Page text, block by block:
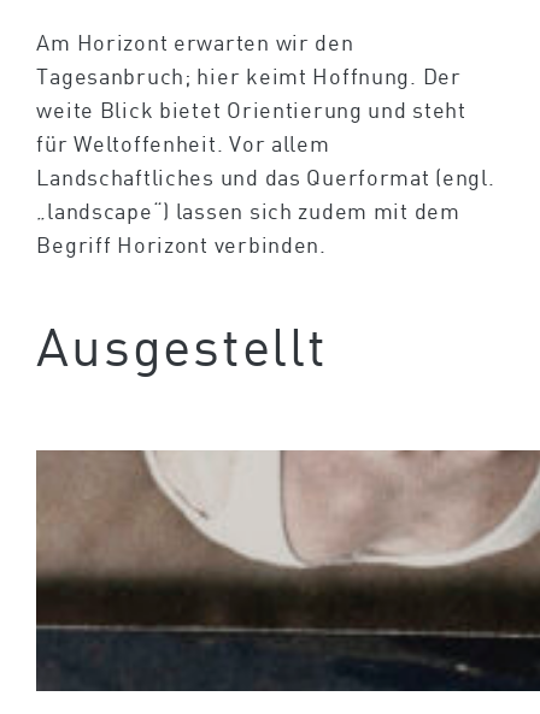
Am Horizont erwarten wir den
Tagesanbruch; hier keimt Hoffnung. Der
weite Blick bietet Orientierung und steht
für Weltoffenheit. Vor allem
Landschaftliches und das Querformat (engl.
„landscape“) lassen sich zudem mit dem
Begriff Horizont verbinden.
Ausgestellt